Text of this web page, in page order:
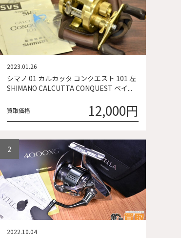
シマノ 01 カルカッタ コンクエスト 101 左
SHIMANO CALCUTTA CONQUEST ベイ...
2023.01.26
買取価格 12,000円
2022.10.04